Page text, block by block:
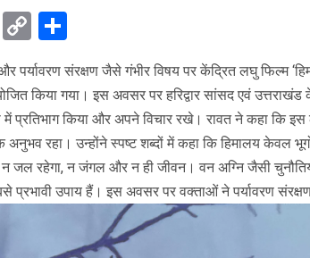
Copy
Link
Share
पर्यावरण संरक्षण जैसे गंभीर विषय पर केंद्रित लघु फिल्म
किया गया। इस अवसर पर हरिद्वार सांसद एवं उत्तराखंड
प्रतिभाग किया और अपने विचार रखे। रावत ने कहा कि
अनुभव रहा। उन्होंने स्पष्ट शब्दों में कहा कि हिमालय केवल
जल रहेगा, न जंगल और न ही जीवन। वन अग्नि जैसी
प्रभावी उपाय हैं। इस अवसर पर वक्ताओं ने पर्यावरण